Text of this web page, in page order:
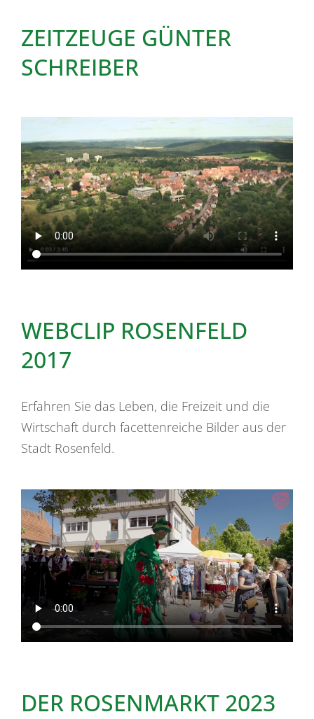
ZEITZEUGE GÜNTER
SCHREIBER
WEBCLIP ROSENFELD
2017
Erfahren Sie das Leben, die Freizeit und die
Wirtschaft durch facettenreiche Bilder aus der
Stadt Rosenfeld.
DER ROSENMARKT 2023